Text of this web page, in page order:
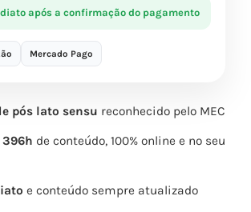
pós lato sensu reconhecido pelo MEC
396h de conteúdo, 100% online e no seu
e conteúdo sempre atualizado
após a confirmação do pagamento
Mercado Pago